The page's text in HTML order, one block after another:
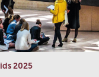
2025